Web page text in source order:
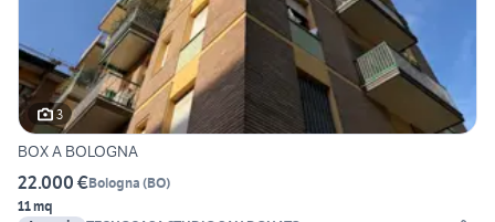
3
BOX A BOLOGNA
22.000 €Bologna (BO)
11 mq